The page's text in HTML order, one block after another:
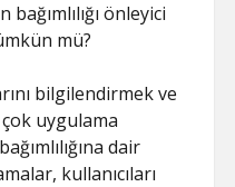
önleyici
mü?
bilgilendirmek ve
uygulama
dair
kullanıcıları